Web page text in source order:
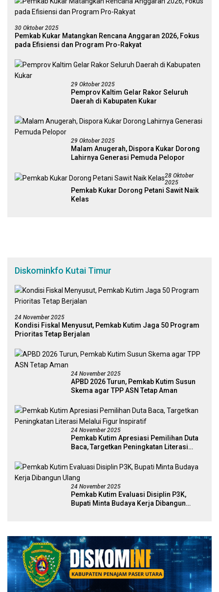
30 Oktober 2025
Pemkab Kukar Matangkan Rencana Anggaran 2026, Fokus
pada Efisiensi dan Program Pro-Rakyat
29 Oktober 2025
Pemprov Kaltim Gelar Rakor Seluruh
Daerah di Kabupaten Kukar
29 Oktober 2025
Malam Anugerah, Dispora Kukar Dorong
Lahirnya Generasi Pemuda Pelopor
28 Oktober
2025
Pemkab Kukar Dorong Petani Sawit Naik
Kelas
Diskominkfo Kutai Timur
24 November 2025
Kondisi Fiskal Menyusut, Pemkab Kutim Jaga 50 Program
Prioritas Tetap Berjalan
24 November 2025
APBD 2026 Turun, Pemkab Kutim Susun
Skema agar TPP ASN Tetap Aman
24 November 2025
Pemkab Kutim Apresiasi Pemilihan Duta
Baca, Targetkan Peningkatan Literasi
24 November 2025
Pemkab Kutim Evaluasi Disiplin P3K,
Bupati Minta Budaya Kerja Dibangun